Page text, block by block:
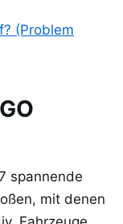
(Problem
spannende
mit denen